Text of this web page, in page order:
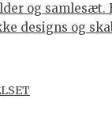
og
designs og